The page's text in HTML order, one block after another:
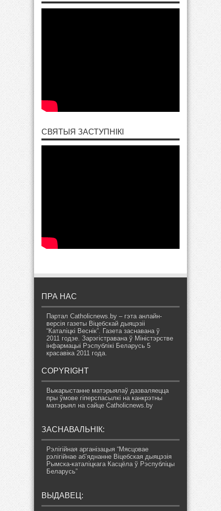
СВЯТЫЯ ЗАСТУПНІКІ
ПРА НАС
Партал Catholicnews.by – гэта анлайн-
версія газеты Віцебскай дыяцэзіі
“Каталіцкі Веснік”. Газета заснавана ў
2011 годзе. Зарэгістравана ў Міністэрстве
інфармацыі Рэспублікі Беларусь 5
красавіка 2011 года.
COPYRIGHT
Выкарыстанне матэрыялаў дазваляецца
пры ўмове гіперспасылкі на канкрэтны
матэрыял на сайце Catholicnews.by
ЗАСНАВАЛЬНІК:
Рэлігійная арганізацыя “Мясцовае
рэлігійнае аб’яднанне Віцебская дыяцэзія
Рымска-каталіцкага Касцёла ў Рэспубліцы
Беларусь”
ВЫДАВЕЦ: